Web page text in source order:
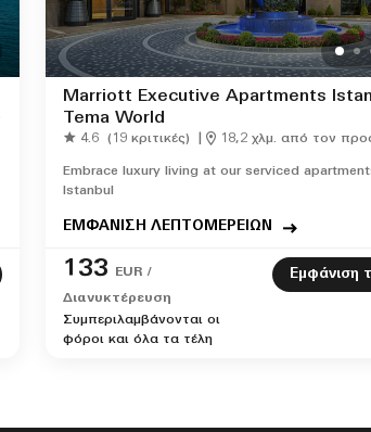
Marriott Executive Apartments
Tema World
4.6 (19 κριτικές) 18,2 χλμ. από τον
Embrace luxury living at our serviced
Istanbul
ΕΜΦΑΝΙΣΗ ΛΕΠΤΟΜΕΡΕΙΩΝ
133
EUR /
Διανυκτέρευση
Συμπεριλαμβάνονται οι
φόροι και όλα τα τέλη
Εμφάνιση